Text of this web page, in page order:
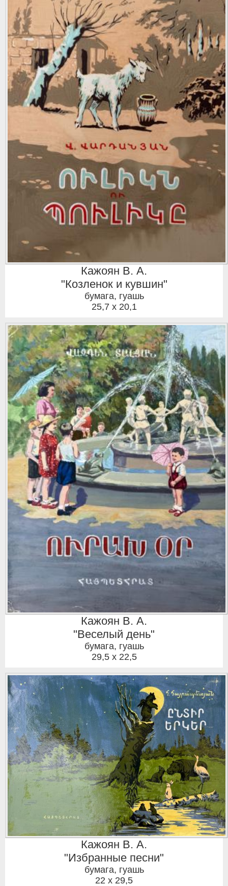
Кажоян В. А.
"Козленок и кувшин"
бумага, гуашь
25,7 x 20,1
Кажоян В. А.
"Веселый день"
бумага, гуашь
29,5 x 22,5
Кажоян В. А.
"Избранные песни"
бумага, гуашь
22 x 29,5